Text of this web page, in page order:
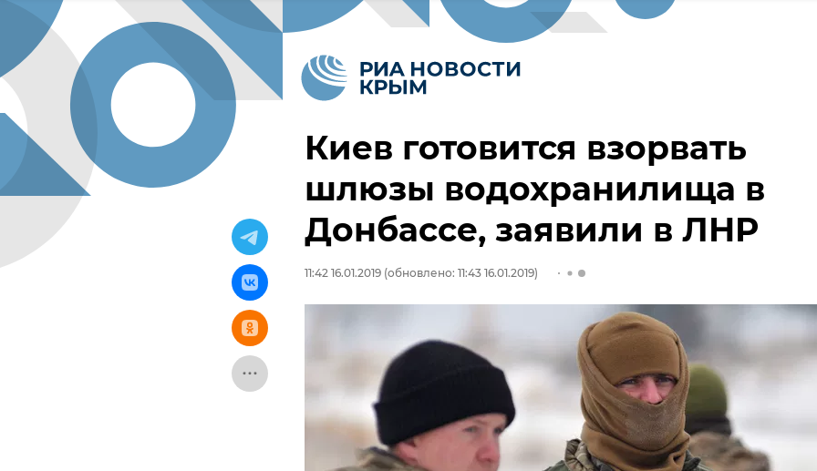
Киев готовится взорвать
шлюзы водохранилища в
Донбассе, заявили в ЛНР
11:42 16.01.2019 (обновлено: 11:43 16.01.2019)